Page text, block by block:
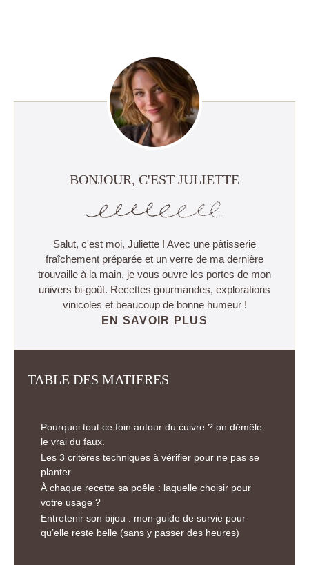
BONJOUR, C'EST JULIETTE
Salut, c'est moi, Juliette ! Avec une pâtisserie
fraîchement préparée et un verre de ma dernière
trouvaille à la main, je vous ouvre les portes de mon
univers bi-goût. Recettes gourmandes, explorations
vinicoles et beaucoup de bonne humeur !
EN SAVOIR PLUS
TABLE DES MATIERES
Pourquoi tout ce foin autour du cuivre ? on démêle
le vrai du faux.
Les 3 critères techniques à vérifier pour ne pas se
planter
À chaque recette sa poêle : laquelle choisir pour
votre usage ?
Entretenir son bijou : mon guide de survie pour
qu’elle reste belle (sans y passer des heures)